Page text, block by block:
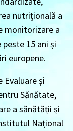
nutrițională a
monitorizare a
15 ani și
europene.
Evaluare și
Sănătate,
a sănătății și
Național